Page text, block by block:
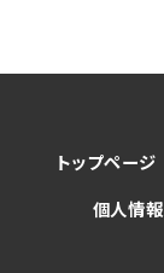
トップページ
個人情